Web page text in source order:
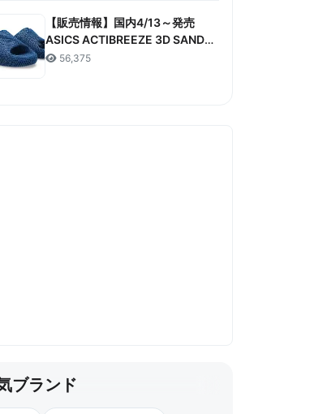
【販売情報】国内4/13～発売
ASICS ACTIBREEZE 3D SANDAL
“MAKO BLUE” 販売/定価/店舗ま
56,375
ブランド